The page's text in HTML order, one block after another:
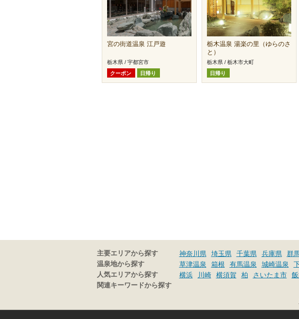
宮の街道温泉 江戸遊
栃木県 / 宇都宮市
クーポン
日帰り
栃木温泉 湯楽の里（ゆらのさ
と）
栃木県 / 栃木市大町
日帰り
主要エリアから探す 神奈川県 埼玉県 千葉県 兵庫県 群
温泉地から探す 草津温泉 箱根 有馬温泉 城崎温泉
人気エリアから探す 横浜 川崎 横須賀 柏 さいたま市
関連キーワードから探す